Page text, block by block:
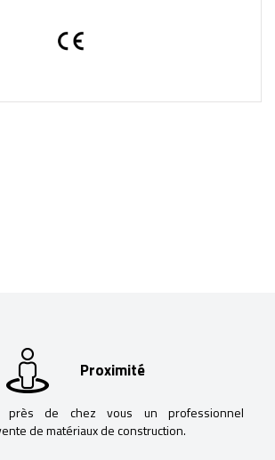
Proximité
près de chez vous un professionnel
de matériaux de construction.